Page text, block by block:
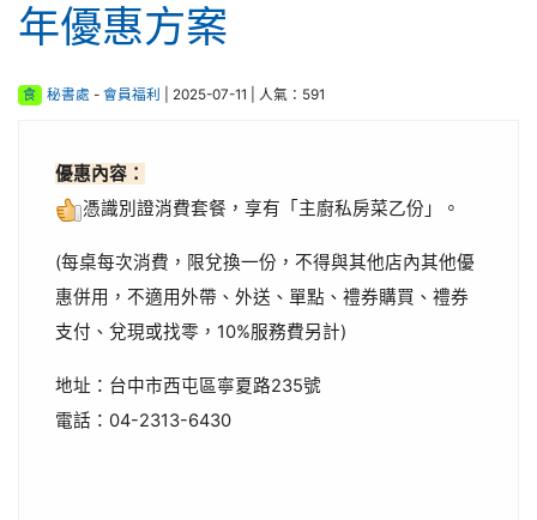
年優惠方案
食 秘書處 - 會員福利 | 2025-07-11 | 人氣：591
優惠內容：
憑識別證消費套餐，享有「主廚私房菜乙份」。
(每桌每次消費，限兌換一份，不得與其他店內其他優
惠併用，不適用外帶、外送、單點、禮券購買、禮券
支付、兌現或找零，10%服務費另計)
地址：台中市西屯區寧夏路235號
電話：04-2313-6430